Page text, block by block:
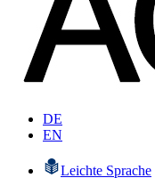
DE
EN
Leichte Sprache